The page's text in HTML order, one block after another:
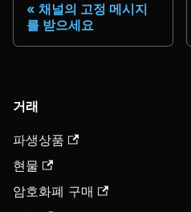
채널의 고정 메시지
를 받으세요
거래
파생상품
현물
암호화폐 구매